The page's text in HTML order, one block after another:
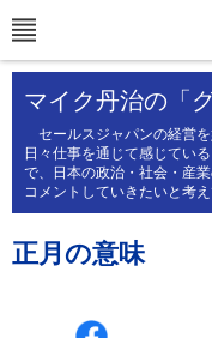
マイク丹治の「
セールスジャパンの経営を
日々仕事を通じて感じてい
で、日本の政治・社会・産
コメントしていきたいと考え
正月の意味